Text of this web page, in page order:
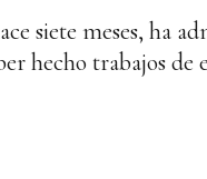
siete meses, ha
hecho trabajos de